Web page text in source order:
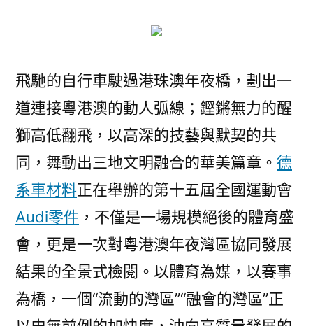
零
育
盛
會
加
快
三
融
通
——
來
飛馳的自行車駛過港珠澳年夜橋，劃出一
道連接粵港澳的動人弧線；鏗鏘無力的醒
獅高低翻飛，以高深的技藝與默契的共
同，舞動出三地文明融合的華美篇章。 德
系車材料正在舉辦的第十五屆全國運動會
Audi零件 ，不僅是一場規模絕後的體育盛
會，更是一次對粵港澳年夜灣區協同發展
結果的全景式檢閱。以體育為媒，以賽事
為橋，一個“流動的灣區”“融會的灣區”正